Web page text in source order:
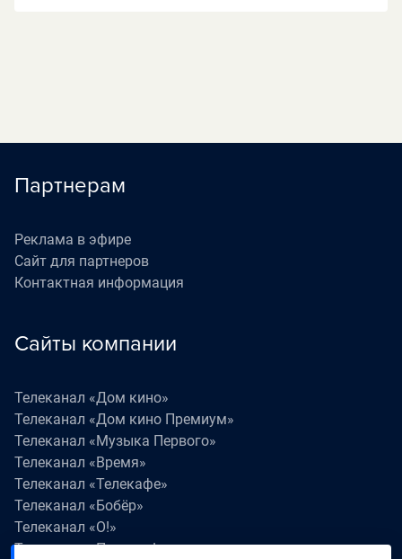
Партнерам
Реклама в эфире
Сайт для партнеров
Контактная информация
Сайты компании
Телеканал «Дом кино»
Телеканал «Дом кино Премиум»
Телеканал «Музыка Первого»
Телеканал «Время»
Телеканал «Телекафе»
Телеканал «Бобёр»
Телеканал «О!»
Телеканал «Поехали!»